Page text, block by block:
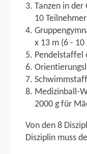
Tanzen in der
10 Teilnehmer
x 13 m (6 - 10
Pendelstaffel
Medizinball-
2000 g für
Von den 8
Disziplin muss
TGW
TGW Junioren
TGW Erwachsene
TGW Senioren
TGW
KGW 1
KGW 2